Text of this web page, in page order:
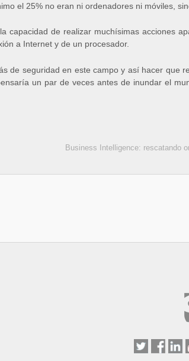
el 25% no eran ni ordenadores ni móviles,
capacidad de realizar muchísimas acciones
a Internet y de un procesador.
de seguridad en este campo y así hacer que
un par de veces antes de inundar el
Business Intelligence: rescatando